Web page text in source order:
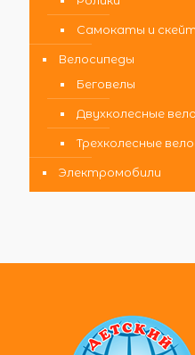
Самокаты и
Велосипеды
Беговелы
Двухколесные
Трехколесные
Электромобили